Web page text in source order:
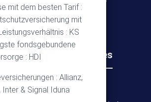
mit dem besten Tarif :
mit
: KS
fondsgebundene
: HDI
: Allianz,
& Signal Iduna
Wichtiges
Über mich